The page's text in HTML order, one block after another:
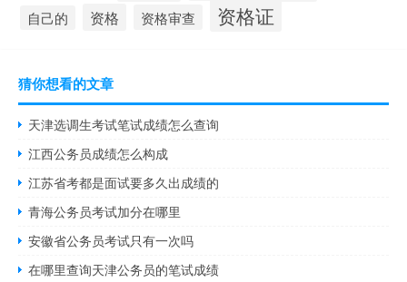
自己的 资格 资格审查 资格证
猜你想看的文章
天津选调生考试笔试成绩怎么查询
江西公务员成绩怎么构成
江苏省考都是面试要多久出成绩的
青海公务员考试加分在哪里
安徽省公务员考试只有一次吗
在哪里查询天津公务员的笔试成绩